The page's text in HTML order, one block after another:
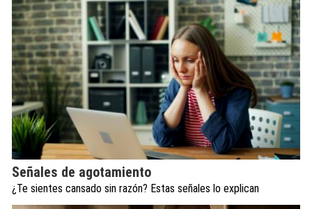
Señales de agotamiento
¿Te sientes cansado sin razón? Estas señales lo explican